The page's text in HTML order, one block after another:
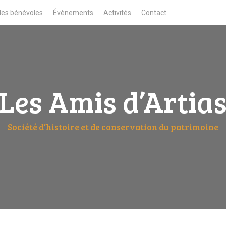
bénévoles Évènements Activités Contact
Les Amis
Société d’histoire et de conservation du patrimoine